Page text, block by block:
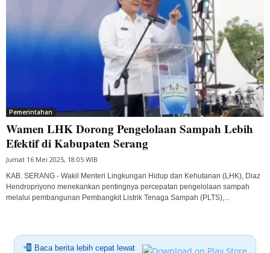
Pemerintahan
Wamen LHK Dorong Pengelolaan Sampah Lebih
Efektif di Kabupaten Serang
Jumat 16 Mei 2025, 18:05 WIB
KAB. SERANG - Wakil Menteri Lingkungan Hidup dan Kehutanan (LHK), Diaz
Hendropriyono menekankan pentingnya percepatan pengelolaan sampah
melalui pembangunan Pembangkit Listrik Tenaga Sampah (PLTS),...
Baca berita lebih cepat lewat